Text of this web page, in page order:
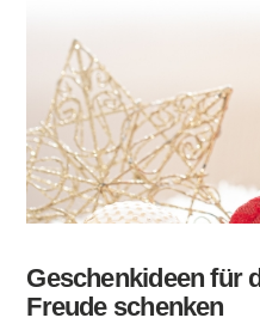
Geschenkideen für
Freude schenken